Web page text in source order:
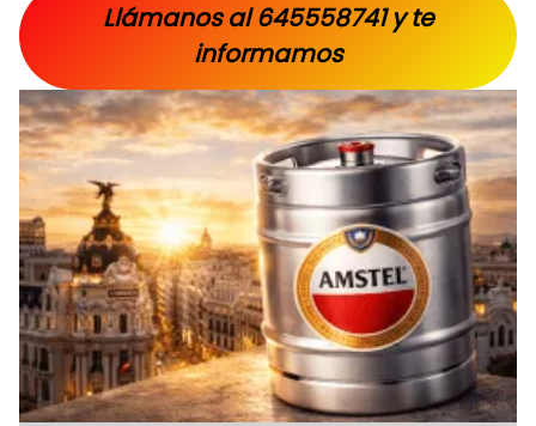
Llámanos al 645558741 y te
informamos